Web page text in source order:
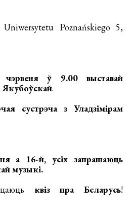
Poznańskiego 5,
чэрвеня ў 9.00 выставай
Якубоўскай.
сустрэча з Уладзімірам
а 16-й, усіх запрашаюць
музыкі.
квіз пра Беларусь!